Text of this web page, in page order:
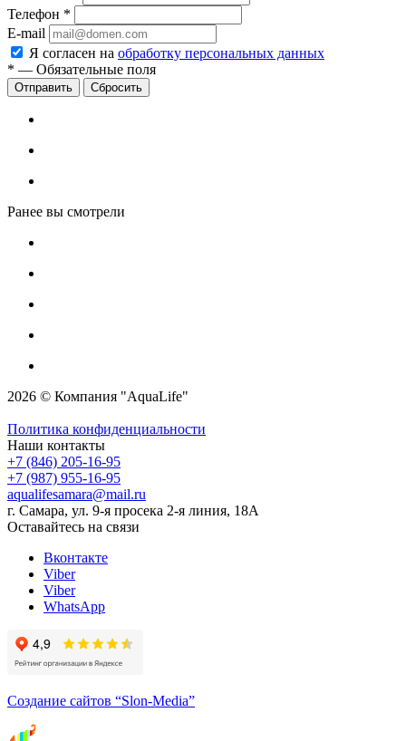
Телефон *
E-mail
Я согласен на обработку персональных данных
* — Обязательные поля
Сбросить
Ранее вы смотрели
2026 © Компания "AquaLife"
Политика конфиденциальности
Наши контакты
+7 (846) 205-16-95
+7 (987) 955-16-95
aqualifesamara@mail.ru
г. Самара, ул. 9-я просека 2-я линия, 18А
Оставайтесь на связи
Вконтакте
Viber
Viber
WhatsApp
Создание сайтов “Slon-Media”